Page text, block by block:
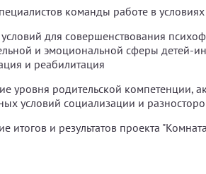
команды работе в
для совершенствования
и эмоциональной сферы детей-
и реабилитация
уровня родительской компетенции,
условий социализации и
итогов и результатов проекта